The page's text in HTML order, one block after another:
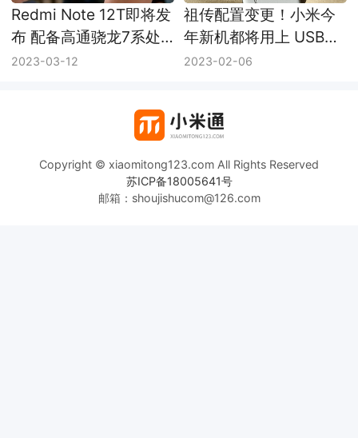
Redmi Note 12T即将发
布 配备高通骁龙7系处
理器
2023-03-12
祖传配置变更！小米今
年新机都将用上 USB
3.X
2023-02-06
Copyright © xiaomitong123.com All Rights Reserved
苏ICP备18005641号
邮箱：shoujishucom@126.com